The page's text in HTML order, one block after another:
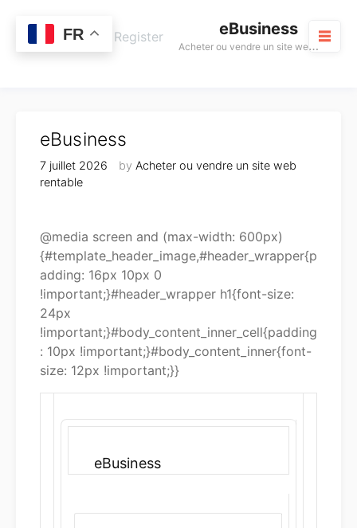
content
eBusiness
A
cheter ou vendre un site web rentable
CartLogin / Register
eBusiness
7 juillet 2026 by Acheter ou vendre un site web
rentable
@media screen and (max-width: 600px)
{#template_header_image,#header_wrapper{p
adding: 16px 10px 0
!important;}#header_wrapper h1{font-size:
24px
!important;}#body_content_inner_cell{padding
: 10px !important;}#body_content_inner{font-
size: 12px !important;}}
eBusiness
FR